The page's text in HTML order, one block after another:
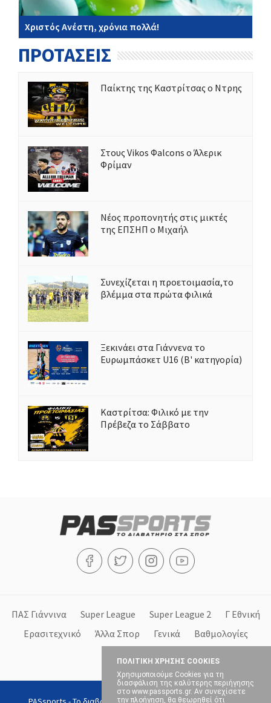
ΠΟΛΙΤΙΚΗ ΧΡΗΣΗΣ COOKIES
Χρησιμοποιούμε Cookies για τη
διασφάλιση της καλύτερης περιήγησης
στο www.passports.gr. Αν συνεχίσετε
την πλοήγηση, θα θεωρηθεί ότι
Χριστός Ανέστη, χρόνια πολλά!
ΠΡΟΤΑΣΕΙΣ
Παίκτης της Καστρίτσας ο Ντρης
Στους Vikos Φalcons ο Άλερικ
Φρίμαν
Νέος προπονητής στις μικτές
της ΕΠΣΗΠ ο Μιχαήλ
Συνεχίζεται η προετοιμασία,το
βλέμμα στα πρώτα φιλικά
Ξεκινάει στα Γιάννενα το
Ευρωμπάσκετ U16 (Β' κατηγορία)
Καστρίτσα: Φιλικό με την
Πρέβεζα το Σάββατο
ΠΑΣ Γιάννινα Super League Super League 2
Γ Εθνική
Ερασιτεχνικό
Άλλα Σπορ Γενικά
Βαθμολογίες